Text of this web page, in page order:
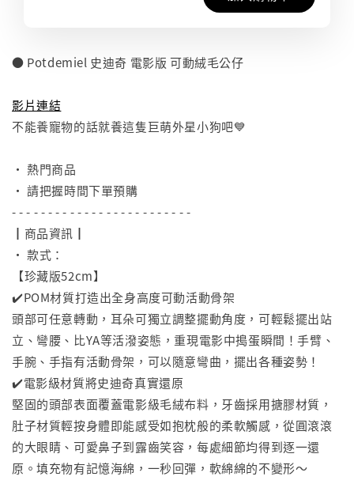
● Potdemiel 史迪奇 電影版 可動絨毛公仔
影片連結
不能養寵物的話就養這隻巨萌外星小狗吧💙
• 熱門商品
• 請把握時間下單預購
- - - - - - - - - - - - - - - - - - - - - - - - -
┃商品資訊┃
• 款式：
【珍藏版52cm】
✔️POM材質打造出全身高度可動活動骨架
頭部可任意轉動，耳朵可獨立調整擺動角度，可輕鬆擺出站
立、彎腰、比YA等活潑姿態，重現電影中搗蛋瞬間！手臂、
手腕、手指有活動骨架，可以隨意彎曲，擺出各種姿勢！
✔️電影級材質將史迪奇真實還原
堅固的頭部表面覆蓋電影級毛絨布料，牙齒採用搪膠材質，
肚子材質輕按身體即能感受如抱枕般的柔軟觸感，從圓滾滾
的大眼睛、可愛鼻子到露齒笑容，每處細節均得到逐一還
原。填充物有記憶海綿，一秒回彈，軟綿綿的不變形～